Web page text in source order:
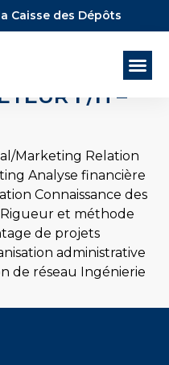
Caisse des Dépôts
DE
F/H –
Marketing Relation
Analyse financière
Connaissance des
et méthode
de projets
administrative
de réseau Ingénierie